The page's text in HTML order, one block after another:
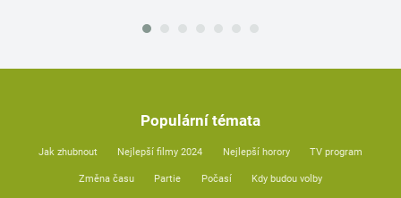
Populární témata
Jak zhubnout Nejlepší filmy 2024 Nejlepší horory TV program
Změna času Partie Počasí Kdy budou volby